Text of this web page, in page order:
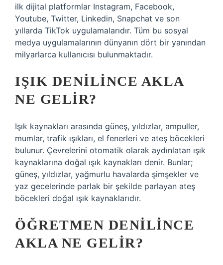
ilk dijital platformlar Instagram, Facebook,
Youtube, Twitter, Linkedin, Snapchat ve son
yıllarda TikTok uygulamalarıdır. Tüm bu sosyal
medya uygulamalarının dünyanın dört bir yanından
milyarlarca kullanıcısı bulunmaktadır.
IŞIK DENILINCE AKLA
NE GELIR?
Işık kaynakları arasında güneş, yıldızlar, ampuller,
mumlar, trafik ışıkları, el fenerleri ve ateş böcekleri
bulunur. Çevrelerini otomatik olarak aydınlatan ışık
kaynaklarına doğal ışık kaynakları denir. Bunlar;
güneş, yıldızlar, yağmurlu havalarda şimşekler ve
yaz gecelerinde parlak bir şekilde parlayan ateş
böcekleri doğal ışık kaynaklarıdır.
ÖĞRETMEN DENILINCE
AKLA NE GELIR?